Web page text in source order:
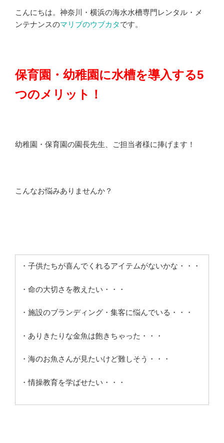
こんにちは。神奈川・横浜の海水水槽専門レンタル・メ
ンテナンスのマリブのウブカタです。
保育園・幼稚園に水槽を導入する5
つのメリット！
幼稚園・保育園の園長先生、ご担当者様に捧げます！
こんなお悩みありませんか？
・子供たちが喜んでくれるアイテムがないかな・・・
・命の大切さを教えたい・・・
・施設のブランディング・集客に悩んでいる・・・
・ありきたりな金魚は飽きちゃった・・・
・海のお魚さんが見たいけど難しそう・・・
・情操教育を学ばせたい・・・